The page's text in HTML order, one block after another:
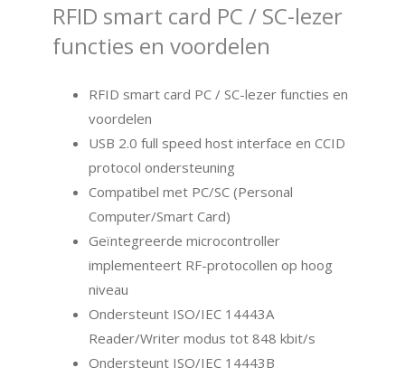
RFID smart card PC / SC-lezer
functies en voordelen
RFID smart card PC / SC-lezer functies en
voordelen
USB 2.0 full speed host interface en CCID
protocol ondersteuning
Compatibel met PC/SC (Personal
Computer/Smart Card)
Geïntegreerde microcontroller
implementeert RF-protocollen op hoog
niveau
Ondersteunt ISO/IEC 14443A
Reader/Writer modus tot 848 kbit/s
Ondersteunt ISO/IEC 14443B